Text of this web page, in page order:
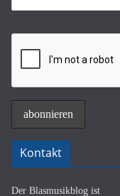
Kontakt
Der Blasmusikblog ist